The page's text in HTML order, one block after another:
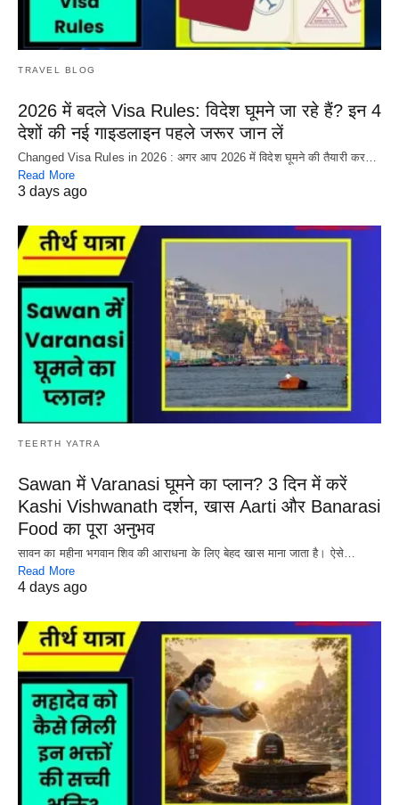
TRAVEL BLOG
2026 में बदले Visa Rules: विदेश घूमने जा रहे हैं? इन 4
देशों की नई गाइडलाइन पहले जरूर जान लें
Changed Visa Rules in 2026 : अगर आप 2026 में विदेश घूमने की तैयारी कर…
Read More
3 days ago
TEERTH YATRA
Sawan में Varanasi घूमने का प्लान? 3 दिन में करें
Kashi Vishwanath दर्शन, खास Aarti और Banarasi
Food का पूरा अनुभव
सावन का महीना भगवान शिव की आराधना के लिए बेहद खास माना जाता है। ऐसे…
Read More
4 days ago